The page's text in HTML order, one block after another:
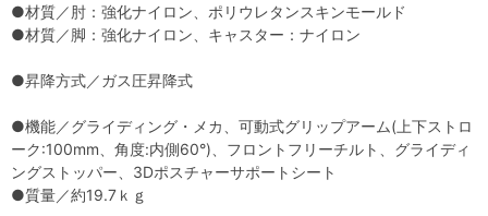
●材質／肘：強化ナイロン、ポリウレタンスキンモールド
●材質／脚：強化ナイロン、キャスター：ナイロン
●昇降方式／ガス圧昇降式
●機能／グライディング・メカ、可動式グリップアーム(上下ストロ
ーク:100mm、角度:内側60°)、フロントフリーチルト、グライディ
ングストッパー、3Dポスチャーサポートシート
●質量／約19.7ｋｇ